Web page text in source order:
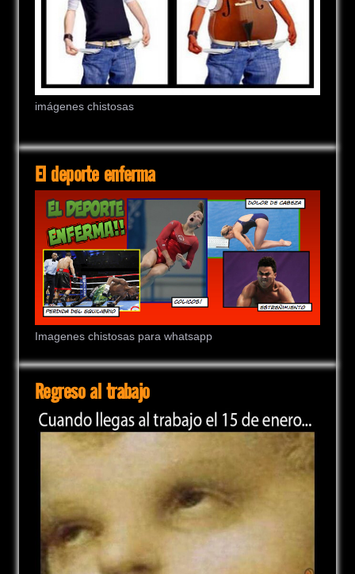
imágenes chistosas
El deporte enferma
Imagenes chistosas para whatsapp
Regreso al trabajo